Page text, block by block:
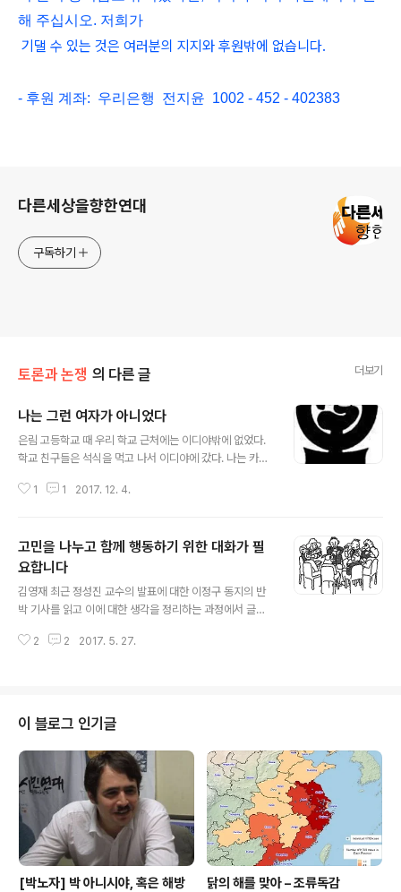
해 주십시오. 저희가
기댈 수 있는 것은 여러분의 지지와 후원밖에 없습니다.
- 후원 계좌: 우리은행 전지윤 1002 - 452 - 402383
다른세상을향한연대
구독하기
토론과 논쟁 의 다른 글 더보기
나는 그런 여자가 아니었다
은림 고등학교 때 우리 학교 근처에는 이디야밖에 없었다.
학교 친구들은 석식을 먹고 나서 이디야에 갔다. 나는 카페
정도 나왔던 것 같다. 스타벅스 아메리카노 가격과 비슷하
들이 벌써 자기가 어른인 줄 알아서 밥 먹고 나면 커피도 한
잔씩 마신다, 고 했다. 아무도 우리 앞에서 김치녀 된장녀
운운하지 않았다. 아마 우리 학교가 여고였고, 자율고였고,
잘 사는 집 딸들이 많이 오는 학교여서 그랬을 것이다. 언론
이나 인터넷에서 스타벅스 가면 된장녀라고 하는 얘기를
안 들은 것은 아닌데, 우리 학교 학생들은 대체로 그런 프레
1 1 2017. 12. 4.
고민을 나누고 함께 행동하기 위한 대화가 필
요합니다
김영재 최근 정성진 교수의 발표에 대한 이정구 동지의 반
박 기사를 읽고 이에 대한 생각을 정리하는 과정에서 글을
에 대한 고민과 공부가 부족하다보니 이런 일이 발생하는
제입니다. 저는 아직 레닌과 러시아 혁명에 대한 고민과 공
부가 충분치 못하니 현재 참가하고 있는 관련 세미나 등을
통해 레닌과 러시아 혁명에 대해 더 많이 공부하고 고민하
여 제 나름의 생각을 정리한 뒤에 소박한 글을 써보도록 노
력하겠습니다. 다음으로, 이번 논쟁에서 부차적인 부분인
이정구 동지의 서론과 결론에서 보이는 ..
2 2 2017. 5. 27.
이 블로그 인기글
[박노자] 박 아니시야, 혹은 해방
닭의 해를 맞아 – 조류독감